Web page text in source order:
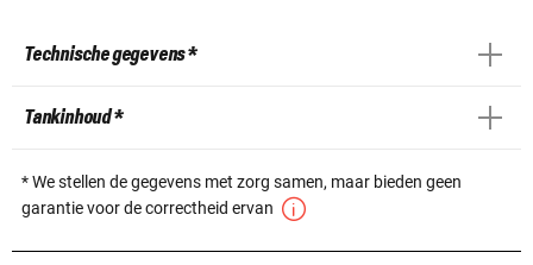
Technische gegevens *
Tankinhoud *
* We stellen de gegevens met zorg samen, maar bieden geen
garantie voor de correctheid ervan